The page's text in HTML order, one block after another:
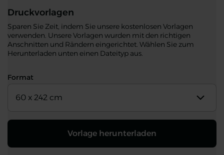
Druckvorlagen
Sparen Sie Zeit, indem Sie unsere kostenlosen Vorlagen
verwenden. Unsere Vorlagen wurden mit den richtigen
Anschnitten und Rändern eingerichtet. Wählen Sie zum
Herunterladen unten einen Dateityp aus.
Format
60 x 242 cm
Vorlage herunterladen